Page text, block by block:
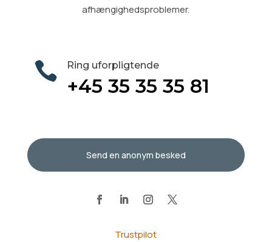
afhængighedsproblemer.
 Ring uforpligtende
+45 35 35 35 81
Send en anonym besked
Trustpilot